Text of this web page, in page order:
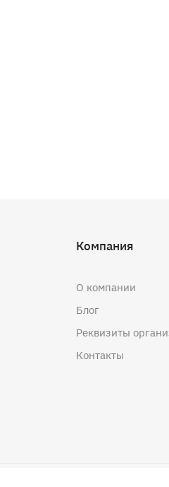
Компания
О компании
Блог
Реквизиты
Контакты